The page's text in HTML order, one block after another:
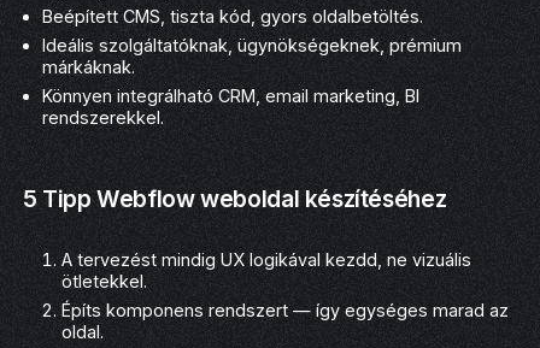
Beépített CMS, tiszta kód, gyors oldalbetöltés.
Ideális szolgáltatóknak, ügynökségeknek, prémium
márkáknak.
Könnyen integrálható CRM, email marketing, BI
rendszerekkel.
5 Tipp Webflow weboldal készítéséhez
A tervezést mindig UX logikával kezdd, ne vizuális
ötletekkel.
Építs komponens rendszert — így egységes marad az
oldal.